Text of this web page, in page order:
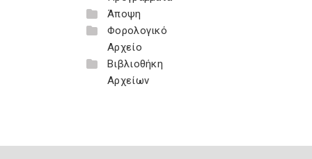
Άποψη
Φορολογικό
Αρχείο
Βιβλιοθήκη
Αρχείων